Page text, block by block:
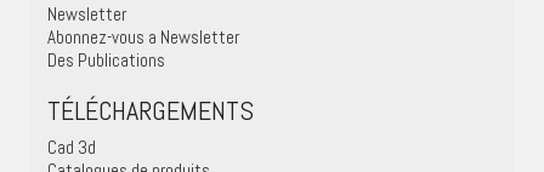
Newsletter
Abonnez-vous a Newsletter
Des Publications
TÉLÉCHARGEMENTS
Cad 3d